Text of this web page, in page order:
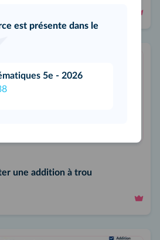
une addition à trou
est présente dans le
5e - 2026